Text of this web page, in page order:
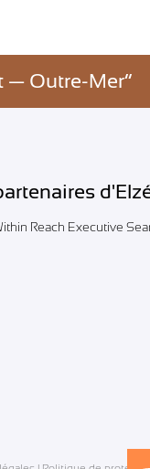
— Outre-Mer”
Reach Executive